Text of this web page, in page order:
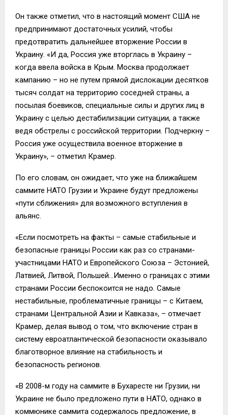
Он также отметил, что в настоящий момент США не
предпринимают достаточных усилий, чтобы
предотвратить дальнейшее вторжение России в
Украину. «И да, Россия уже вторглась в Украину –
когда ввела войска в Крым. Москва продолжает
кампанию – но не путем прямой дислокации десятков
тысяч солдат на территорию соседней страны, а
посылая боевиков, специальные силы и других лиц в
Украину с целью дестабилизации ситуации, а также
ведя обстрелы с российской территории. Подчеркну –
Россия уже осуществила военное вторжение в
Украину», – отметил Крамер.
По его словам, он ожидает, что уже на ближайшем
саммите НАТО Грузии и Украине будут предложены
«пути сближения» для возможного вступления в
альянс.
«Если посмотреть на факты – самые стабильные и
безопасные границы России как раз со странами-
участницами НАТО и Европейского Союза – Эстонией,
Латвией, Литвой, Польшей…Именно о границах с этими
странами России беспокоится не надо. Самые
нестабильные, проблематичные границы – с Китаем,
странами Центральной Азии и Кавказа», – отмечает
Крамер, делая вывод о том, что включение стран в
систему евроатлантической безопасности оказывало
благотворное влияние на стабильность и
безопасность регионов.
«В 2008-м году на саммите в Бухаресте ни Грузии, ни
Украине не было предложено пути в НАТО, однако в
коммюнике саммита содержалось предложение, в